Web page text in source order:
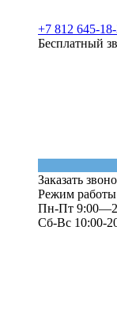
+7 812 645-
Бесплатный
Заказать
Режим
Пн-Пт
Сб-Вс 10:00-